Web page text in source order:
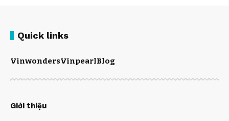
Quick links
VinwondersVinpearlBlog
Giới thiệu